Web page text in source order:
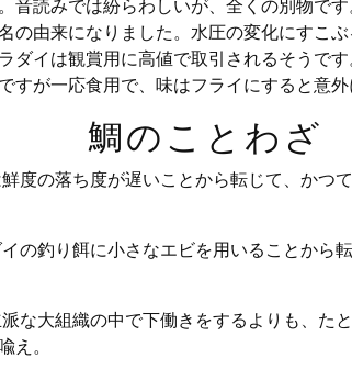
音読みでは紛らわしいが、全くの別物で
の由来になりました。水圧の変化にすこ
ダイは観賞用に高値で取引されるそうで
すが一応食用で、味はフライにすると意外
鯛のことわざ
度の落ち度が遅いことから転じて、かつ
の釣り餌に小さなエビを用いることから
派な大組織の中で下働きをするよりも、た
え。